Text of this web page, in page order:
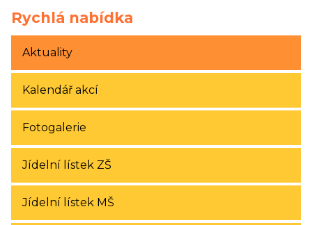
Rychlá nabídka
Aktuality
Kalendář akcí
Fotogalerie
Jídelní lístek ZŠ
Jídelní lístek MŠ